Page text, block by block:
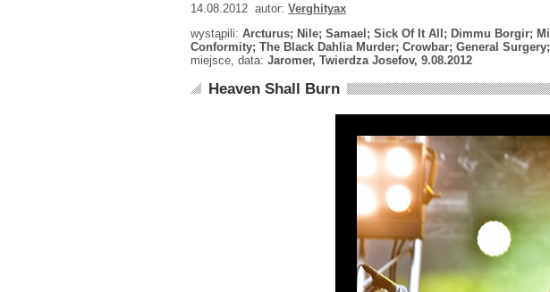
14.08.2012 autor: Verghityax
wystąpili: Arcturus; Nile; Samael; Sick Of It All; Dimmu Borgir;
Conformity; The Black Dahlia Murder; Crowbar; General
miejsce, data: Jaromer, Twierdza Josefov, 9.08.2012
Heaven Shall Burn